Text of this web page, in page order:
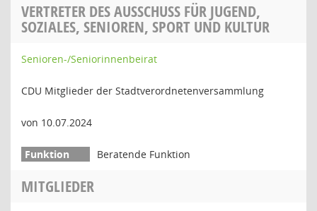
VERTRETER DES AUSSCHUSS FÜR JUGEND,
SOZIALES, SENIOREN, SPORT UND KULTUR
Senioren-/Seniorinnenbeirat
CDU Mitglieder der Stadtverordnetenversammlung
von 10.07.2024
Beratende Funktion
MITGLIEDER